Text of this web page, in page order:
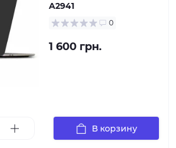
A2941
0
1 600 грн.
В корзину